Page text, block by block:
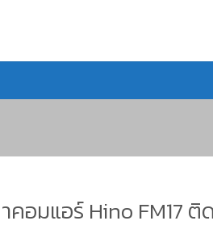
คอมแอร์ Hino FM17